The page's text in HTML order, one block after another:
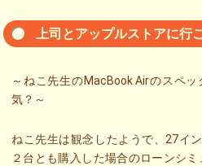
上司とアップルストアに行
～ねこ先生のMacBook Airのスペ
気？～
ねこ先生は観念したようで、27イ
２台とも購入した場合のローンシ